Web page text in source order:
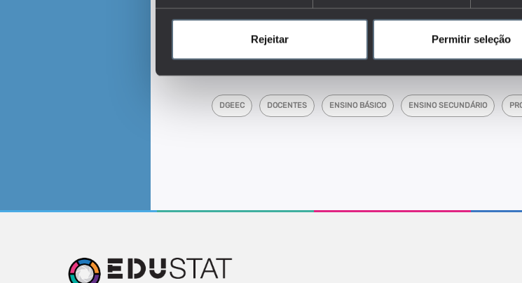
Rejeitar Permitir seleção
Este é um dos indicadores do conjunto que responde às
do tempo?
DGEEC DOCENTES ENSINO BÁSICO ENSINO SECUNDÁRIO